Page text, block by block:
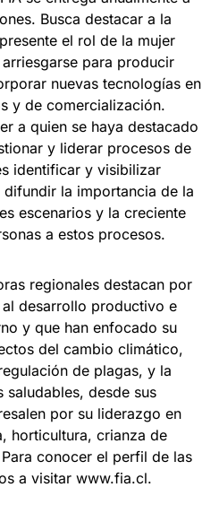
Busca destacar a la
el rol de la mujer
para producir
nuevas tecnologías en
y de comercialización.
a quien se haya destacado
y liderar procesos de
identificar y visibilizar
la importancia de la
escenarios y la creciente
a estos procesos.
regionales destacan por
desarrollo productivo e
y que han enfocado su
del cambio climático,
de plagas, y la
desde sus
por su liderazgo en
horticultura, crianza de
conocer el perfil de las
a visitar www.fia.cl.